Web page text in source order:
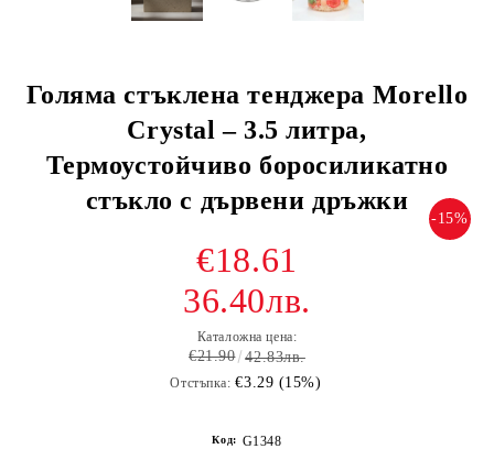
Голяма стъклена тенджера Morello
Crystal – 3.5 литра,
Термоустойчиво боросиликатно
стъкло с дървени дръжки
-15%
€18.61
36.40лв.
Каталожна цена:
€21.90 42.83лв.
Отстъпка: €3.29 (15%)
Код: G1348